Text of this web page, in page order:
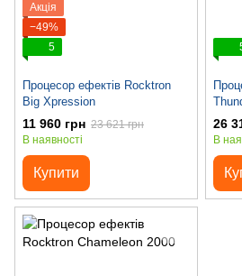
Акція
−49%
5
Процесор ефектів Rocktron
Big Xpression
11 960 грн 23 621 грн
В наявності
Купити
26
В